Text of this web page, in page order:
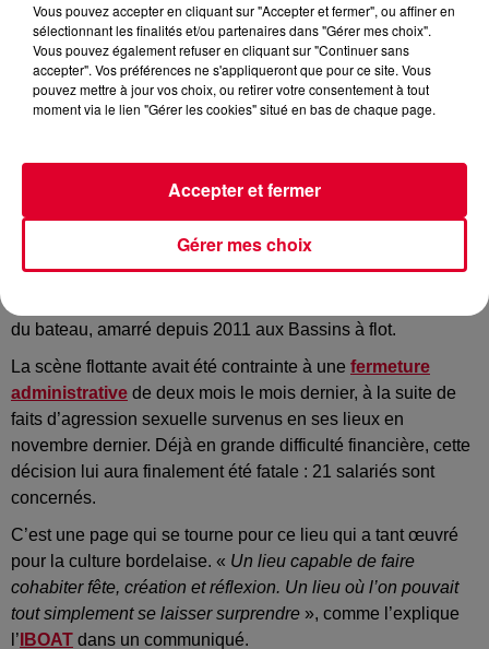
Crédit :Instagram : @IBOAT
Triste nouvelle : l’IBOAT, lieu de vie et club
emblématique des nuits bordelaises, tire sa révérence
après 15 ans d’activité culturelle.
La décision est tombée ce mercredi 11 février : le tribunal de
du bateau, amarré depuis 2011 aux Bassins à flot.
La scène flottante avait été contrainte à une fermeture
administrative de deux mois le mois dernier, à la suite de
faits d’agression sexuelle survenus en ses lieux en
novembre dernier. Déjà en grande difficulté financière, cette
décision lui aura finalement été fatale : 21 salariés sont
concernés.
C’est une page qui se tourne pour ce lieu qui a tant œuvré
pour la culture bordelaise. « Un lieu capable de faire
cohabiter fête, création et réflexion. Un lieu où l’on pouvait
tout simplement se laisser surprendre », comme l’explique
l’ IBOAT dans un communiqué.
Vous pouvez accepter en cliquant sur "Accepter et fermer", ou affiner en
sélectionnant les finalités et/ou partenaires dans "Gérer mes choix".
Vous pouvez également refuser en cliquant sur "Continuer sans
accepter". Vos préférences ne s'appliqueront que pour ce site. Vous
pouvez mettre à jour vos choix, ou retirer votre consentement à tout
moment via le lien "Gérer les cookies" situé en bas de chaque page.
Gérer mes choix
Accepter et fermer